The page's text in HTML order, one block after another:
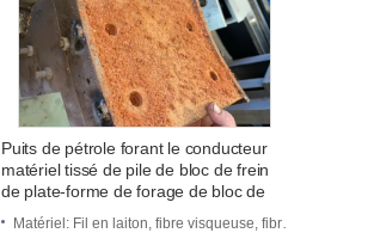
Puits de pétrole forant le conducteur
matériel tissé de pile de bloc de frein
de plate-forme de forage de bloc de
Matériel : Fil en laiton, fibre visqueuse, fibre de verre, résine, etc.